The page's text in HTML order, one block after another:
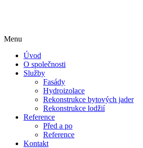
Menu
Úvod
O společnosti
Služby
Fasády
Hydroizolace
Rekonstrukce bytových jader
Rekonstrukce lodžií
Reference
Před a po
Reference
Kontakt